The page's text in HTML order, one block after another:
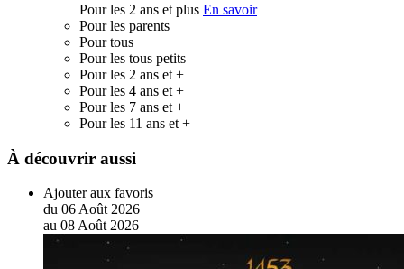
Pour les 2 ans et plus En savoir
Pour les parents
Pour tous
Pour les tous petits
Pour les 2 ans et +
Pour les 4 ans et +
Pour les 7 ans et +
Pour les 11 ans et +
À découvrir aussi
Ajouter aux favoris
du 06 Août 2026
au 08 Août 2026